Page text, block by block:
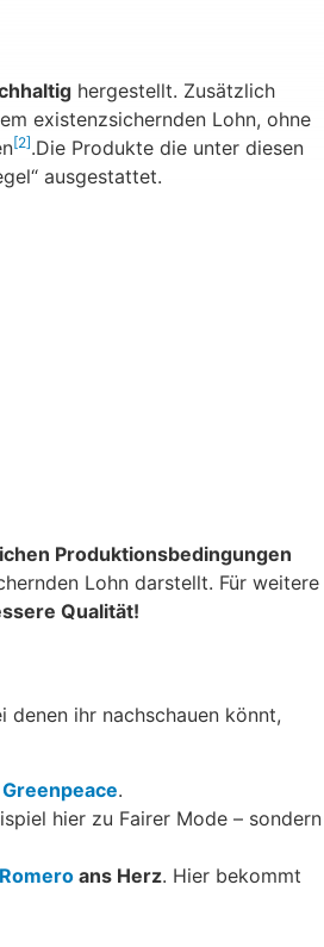
hergestellt. Zusätzlich
existenzsichernden Lohn, ohne
[2].Die Produkte die unter diesen
ausgestattet.
Produktionsbedingungen
Lohn darstellt. Für weitere
Qualität!
ihr nachschauen könnt,
.
hier zu Fairer Mode – sondern
ans Herz. Hier bekommt